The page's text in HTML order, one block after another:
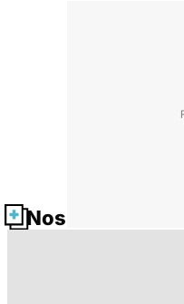
Nos fiches santé